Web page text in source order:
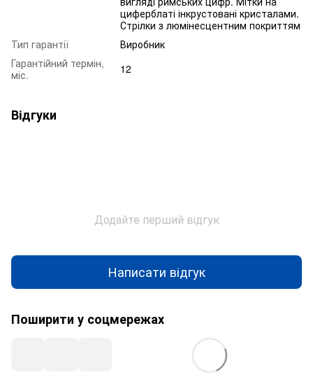
циферблаті інкрустовані кристалами.
Стрілки з люмінесцентним покриттям
Тип гарантії
Виробник
Гарантійний термін,
міс.
12
Відгуки
Додайте перший відгук
Написати відгук
Поширити у соцмережах